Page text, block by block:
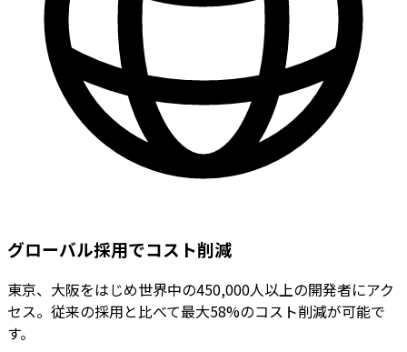
グローバル採用でコスト削減
東京、大阪をはじめ世界中の450,000人以上の開発者にアク
セス。従来の採用と比べて最大58%のコスト削減が可能で
す。